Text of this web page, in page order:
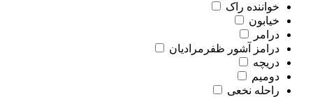
خواننده راک
خیابون
درامر
درامز آشور ظفرمرادیان
دریچه
دومیم
راحله نخعی